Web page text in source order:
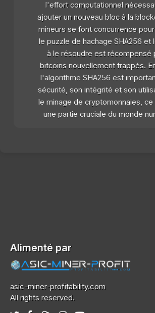
l'effort computationnel
ajouter un nouveau bloc à la
mineurs se font concurrence
le puzzle de hachage SHA256 et
à le résoudre est récompensé
bitcoins nouvellement frappés.
l'algorithme SHA256 est
sécurité, son intégrité et son
le minage de cryptomonnaies, ce
une partie cruciale du monde
Alimenté par
asic-miner-profitability.com
All rights reserved.